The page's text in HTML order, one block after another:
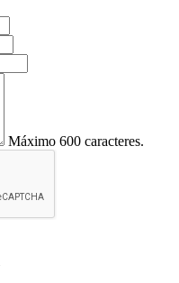
Máximo 600 caracteres.